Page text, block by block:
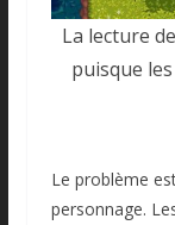
La lecture
puisque
Le problème
personnage.